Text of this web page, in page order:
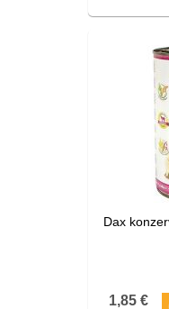
Dax
1,85 €